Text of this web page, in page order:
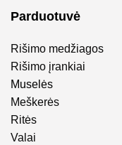
Parduotuvė
Rišimo medžiagos
Rišimo įrankiai
Muselės
Meškerės
Ritės
Valai